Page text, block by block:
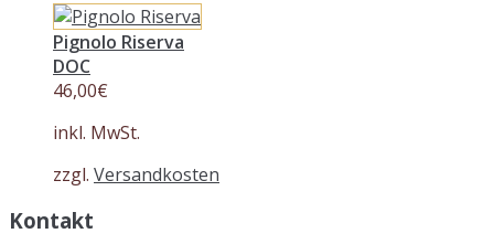
Pignolo Riserva
DOC
46,00€
inkl. MwSt.
zzgl. Versandkosten
Kontakt